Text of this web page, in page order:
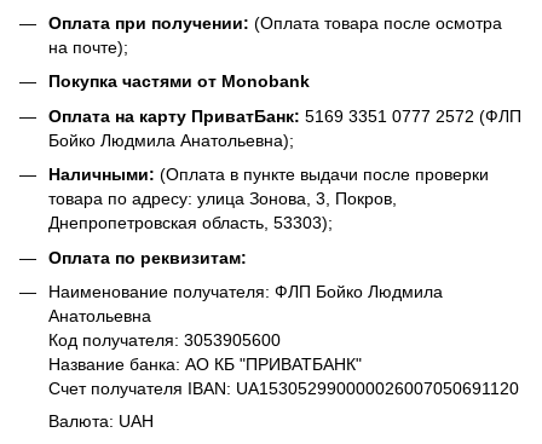
Оплата при получении: (Оплата товара после осмотра
на почте);
Покупка частями от Monobank
Оплата на карту ПриватБанк: 5169 3351 0777 2572 (ФЛП
Бойко Людмила Анатольевна);
Наличными: (Оплата в пункте выдачи после проверки
товара по адресу: улица Зонова, 3, Покров,
Днепропетровская область, 53303);
Оплата по реквизитам:
Наименование получателя: ФЛП Бойко Людмила
Анатольевна
Код получателя: 3053905600
Название банка: АО КБ "ПРИВАТБАНК"
Счет получателя IBAN: UA153052990000026007050691120
Валюта: UAH